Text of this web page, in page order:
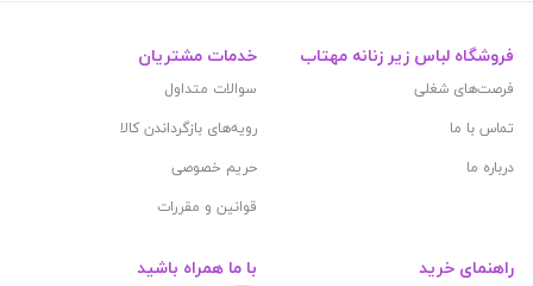
فروشگاه لباس زیر زنانه مهتاب
فرصت‌های شغلی
تماس با ما
درباره ما
خدمات مشتریان
سوالات متداول
رویه‌های بازگرداندن کالا
حریم خصوصی
قوانین و مقررات
راهنمای خرید با ما همراه باشید